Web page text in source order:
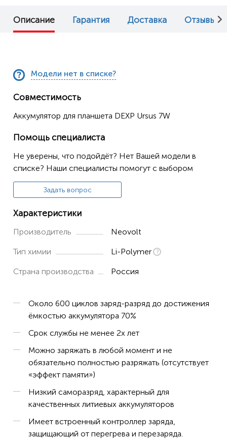
Описание Гарантия Доставка Отзывы (0)
Модели нет в списке?
Совместимость
Аккумулятор для планшета DEXP Ursus 7W
Помощь специалиста
Не уверены, что подойдёт? Нет Вашей модели в
списке? Наши специалисты помогут с выбором
Задать вопрос
Характеристики
Производитель Neovolt
Тип химии Li-Polymer
Страна производства Россия
Около 600 циклов заряд-разряд до достижения
ёмкостью аккумулятора 70%
Срок службы не менее 2х лет
Можно заряжать в любой момент и не
обязательно полностью разряжать (отсутствует
«эффект памяти»)
Низкий саморазряд, характерный для
качественных литиевых аккумуляторов
Имеет встроенный контроллер заряда,
защищающий от перегрева и перезаряда.